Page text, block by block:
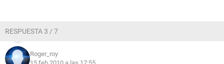
RESPUESTA 3 / 7
Roger_roy